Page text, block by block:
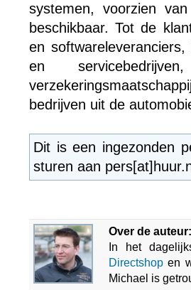
systemen, voorzien
beschikbaar. Tot de
en
en
bedrijven uit de
Dit is een ingezonden
sturen aan
Over de
In het
Directshop en
Michael is